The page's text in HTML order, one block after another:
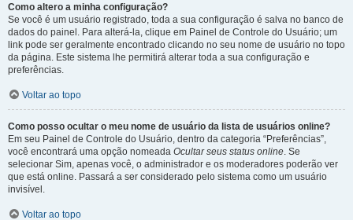
Como altero a minha configuração?
Se você é um usuário registrado, toda a sua configuração é salva no banco de
dados do painel. Para alterá-la, clique em Painel de Controle do Usuário; um
link pode ser geralmente encontrado clicando no seu nome de usuário no topo
da página. Este sistema lhe permitirá alterar toda a sua configuração e
preferências.
Voltar ao topo
Como posso ocultar o meu nome de usuário da lista de usuários online?
Em seu Painel de Controle do Usuário, dentro da categoria “Preferências”,
você encontrará uma opção nomeada Ocultar seus status online. Se
selecionar Sim, apenas você, o administrador e os moderadores poderão ver
que está online. Passará a ser considerado pelo sistema como um usuário
invisível.
Voltar ao topo